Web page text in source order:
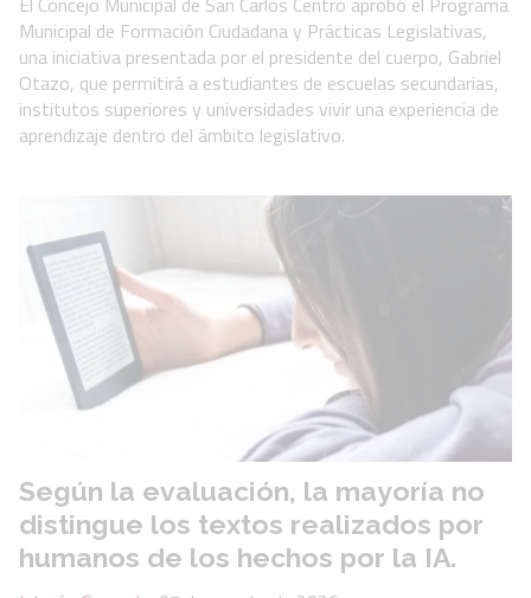
Municipal de Formación Ciudadana y Prácticas Legislativas,
una iniciativa presentada por el presidente del cuerpo, Gabriel
Otazo, que permitirá a estudiantes de escuelas secundarias,
institutos superiores y universidades vivir una experiencia de
aprendizaje dentro del ámbito legislativo.
Según la evaluación, la mayoría no
distingue los textos realizados por
humanos de los hechos por la IA.